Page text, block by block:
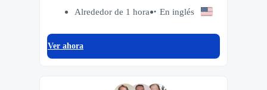
Alrededor de 1 hora En inglés
Ver ahora